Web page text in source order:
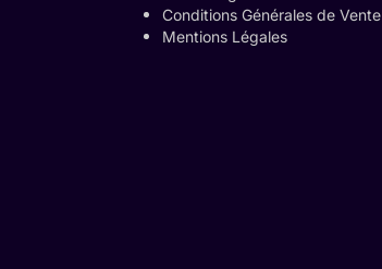
Conditions Générales de Vente
Mentions Légales